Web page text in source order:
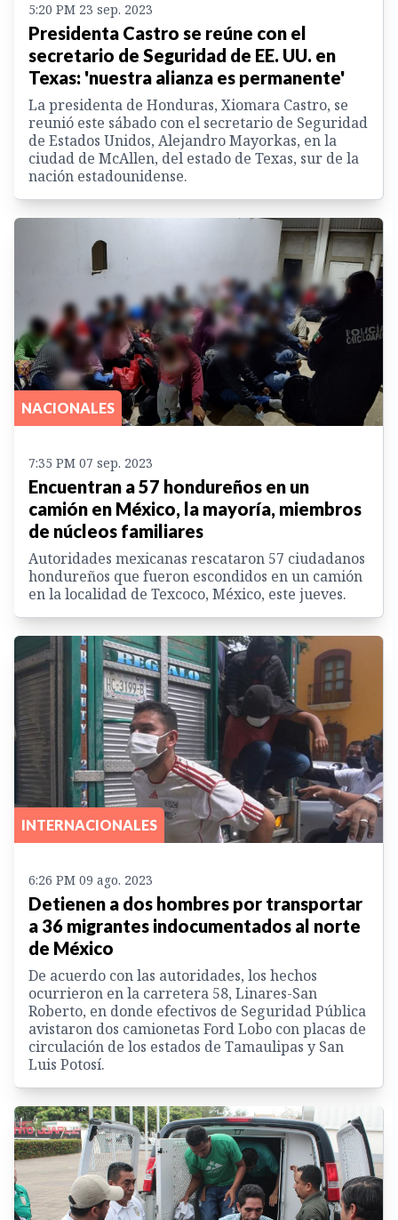
5:20 PM 23 sep. 2023
Presidenta Castro se reúne con el
secretario de Seguridad de EE. UU. en
Texas: 'nuestra alianza es permanente'
La presidenta de Honduras, Xiomara Castro, se
reunió este sábado con el secretario de Seguridad
de Estados Unidos, Alejandro Mayorkas, en la
ciudad de McAllen, del estado de Texas, sur de la
nación estadounidense.
NACIONALES
7:35 PM 07 sep. 2023
Encuentran a 57 hondureños en un
camión en México, la mayoría, miembros
de núcleos familiares
Autoridades mexicanas rescataron 57 ciudadanos
hondureños que fueron escondidos en un camión
en la localidad de Texcoco, México, este jueves.
INTERNACIONALES
6:26 PM 09 ago. 2023
Detienen a dos hombres por transportar
a 36 migrantes indocumentados al norte
de México
De acuerdo con las autoridades, los hechos
ocurrieron en la carretera 58, Linares-San
Roberto, en donde efectivos de Seguridad Pública
avistaron dos camionetas Ford Lobo con placas de
circulación de los estados de Tamaulipas y San
Luis Potosí.